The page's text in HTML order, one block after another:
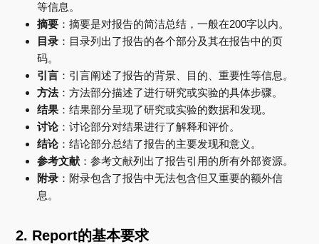
等信息。
摘要 ：摘要是对报告的简洁总结，一般在200字以内。
目录 ：目录列出了报告的各个部分及其在报告中的页
码。
引言 ：引言阐述了报告的背景、目的、重要性等信息。
方法：方法部分描述了进行研究或实验的具体步骤。
结果 ：结果部分呈现了研究或实验的数据和发现。
讨论：讨论部分对结果进行了解释和评价。
结论：结论部分总结了报告的主要发现和意义。
参考文献 ：参考文献列出了报告引用的所有外部资源。
附录 ：附录包含了报告中无法包含但又重要的额外信
息。
2. Report的基本要求